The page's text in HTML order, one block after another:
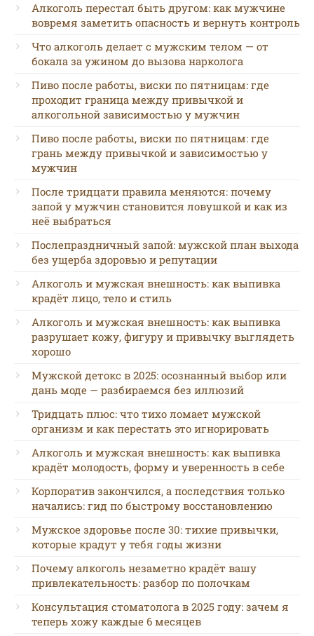
Алкоголь перестал быть другом: как мужчине
вовремя заметить опасность и вернуть контроль
Что алкоголь делает с мужским телом — от
бокала за ужином до вызова нарколога
Пиво после работы, виски по пятницам: где
проходит граница между привычкой и
алкогольной зависимостью у мужчин
Пиво после работы, виски по пятницам: где
грань между привычкой и зависимостью у
мужчин
После тридцати правила меняются: почему
запой у мужчин становится ловушкой и как из
неё выбраться
Послепраздничный запой: мужской план выхода
без ущерба здоровью и репутации
Алкоголь и мужская внешность: как выпивка
крадёт лицо, тело и стиль
Алкоголь и мужская внешность: как выпивка
разрушает кожу, фигуру и привычку выглядеть
хорошо
Мужской детокс в 2025: осознанный выбор или
дань моде — разбираемся без иллюзий
Тридцать плюс: что тихо ломает мужской
организм и как перестать это игнорировать
Алкоголь и мужская внешность: как выпивка
крадёт молодость, форму и уверенность в себе
Корпоратив закончился, а последствия только
начались: гид по быстрому восстановлению
Мужское здоровье после 30: тихие привычки,
которые крадут у тебя годы жизни
Почему алкоголь незаметно крадёт вашу
привлекательность: разбор по полочкам
Консультация стоматолога в 2025 году: зачем я
теперь хожу каждые 6 месяцев